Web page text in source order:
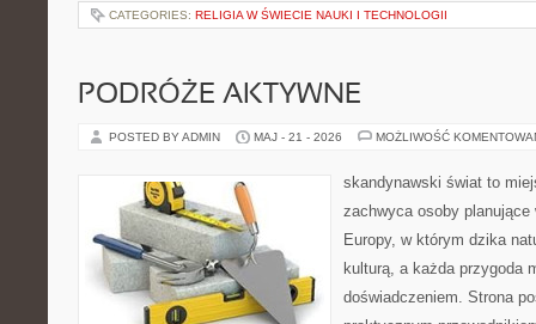
CATEGORIES: RELIGIA W ŚWIECIE NAUKI I TECHNOLOGII
PODRÓŻE AKTYWNE
POSTED BY ADMIN MAJ - 21 - 2026 MOŻLIWOŚĆ
skandynawski świat to
zachwyca osoby planujące
Europy, w którym dzika
kulturą, a każda przygoda
doświadczeniem. Strona